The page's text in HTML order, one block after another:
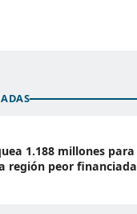
1.188 millones para
región peor financiada